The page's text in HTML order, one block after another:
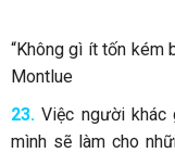
“Không gì ít tốn kém
Montlue
23. Việc người khác
mình sẽ làm cho